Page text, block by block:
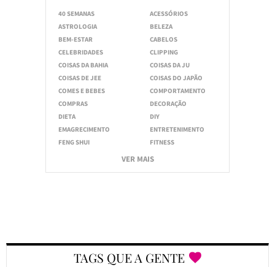
40 SEMANAS
ACESSÓRIOS
ASTROLOGIA
BELEZA
BEM-ESTAR
CABELOS
CELEBRIDADES
CLIPPING
COISAS DA BAHIA
COISAS DA JU
COISAS DE JEE
COISAS DO JAPÃO
COMES E BEBES
COMPORTAMENTO
COMPRAS
DECORAÇÃO
DIETA
DIY
EMAGRECIMENTO
ENTRETENIMENTO
FENG SHUI
FITNESS
VER MAIS
TAGS QUE A GENTE